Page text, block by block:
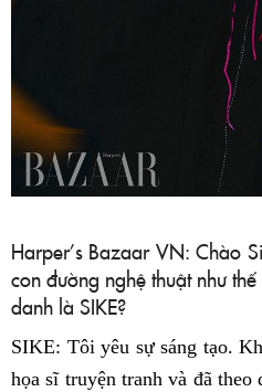
Harper’s Bazaar VN: Chào
con đường nghệ thuật như
danh là SIKE?
SIKE: Tôi yêu sự sáng tạo.
họa sĩ truyện tranh và đã